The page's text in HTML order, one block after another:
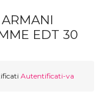
EDT 30
Autentificati-va